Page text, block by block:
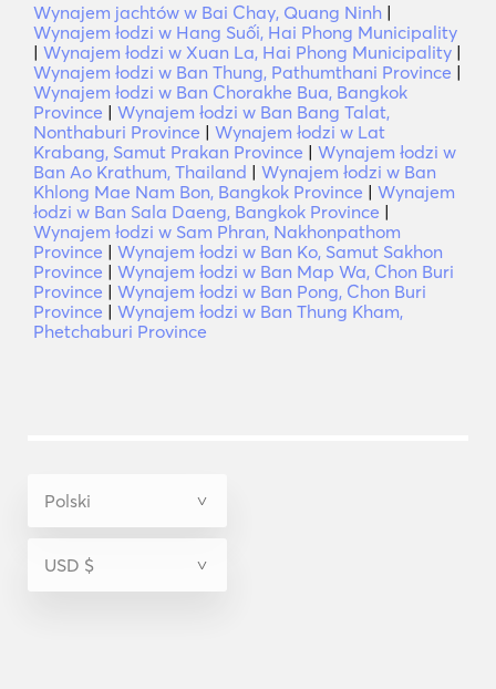
Wynajem jachtów w Bai Chay, Quang Ninh |
Wynajem łodzi w Hang Suối, Hai Phong Municipality
| Wynajem łodzi w Xuan La, Hai Phong Municipality |
Wynajem łodzi w Ban Thung, Pathumthani Province |
Wynajem łodzi w Ban Chorakhe Bua, Bangkok
Province | Wynajem łodzi w Ban Bang Talat,
Nonthaburi Province | Wynajem łodzi w Lat
Krabang, Samut Prakan Province | Wynajem łodzi w
Ban Ao Krathum, Thailand | Wynajem łodzi w Ban
Khlong Mae Nam Bon, Bangkok Province | Wynajem
łodzi w Ban Sala Daeng, Bangkok Province |
Wynajem łodzi w Sam Phran, Nakhonpathom
Province | Wynajem łodzi w Ban Ko, Samut Sakhon
Province | Wynajem łodzi w Ban Map Wa, Chon Buri
Province | Wynajem łodzi w Ban Pong, Chon Buri
Province | Wynajem łodzi w Ban Thung Kham,
Phetchaburi Province